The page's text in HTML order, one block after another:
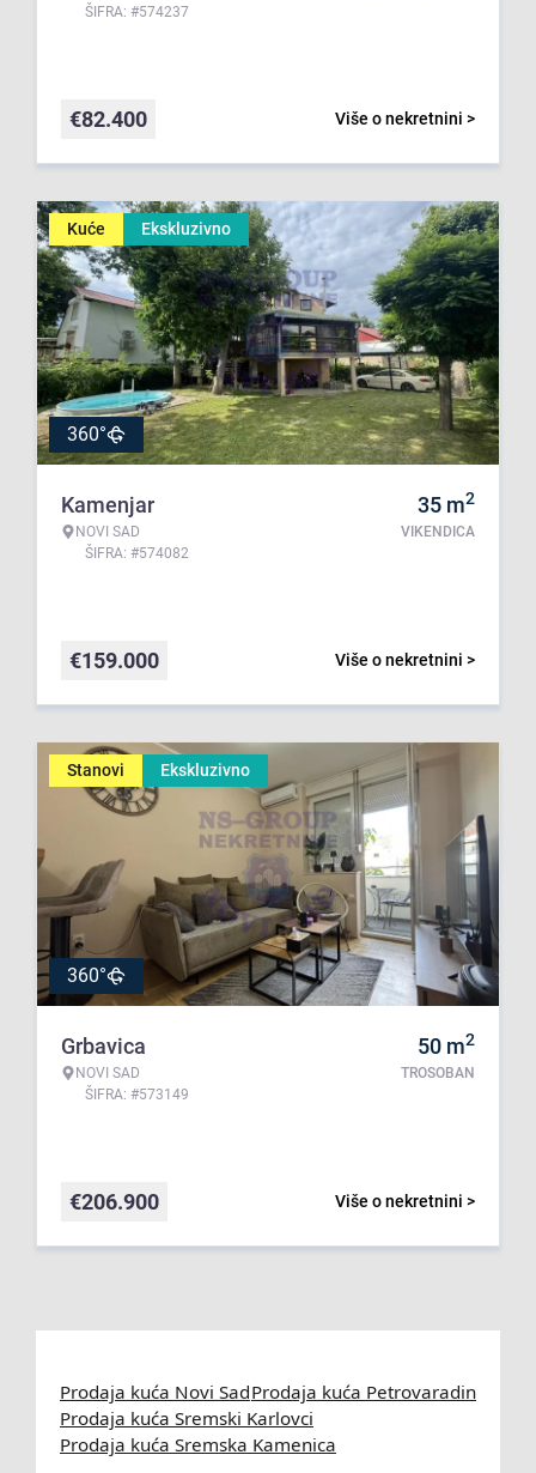
ŠIFRA: #574237
Više o nekretnini >
€82.400
Kuće Ekskluzivno
360°
Kamenjar
NOVI SAD
ŠIFRA: #574082
35 m2
VIKENDICA
Više o nekretnini >
€159.000
Stanovi Ekskluzivno
360°
Grbavica
NOVI SAD
ŠIFRA: #573149
50 m2
TROSOBAN
Više o nekretnini >
€206.900
Prodaja kuća Novi SadProdaja kuća Petrovaradin
Prodaja kuća Sremski Karlovci
Prodaja kuća Sremska Kamenica